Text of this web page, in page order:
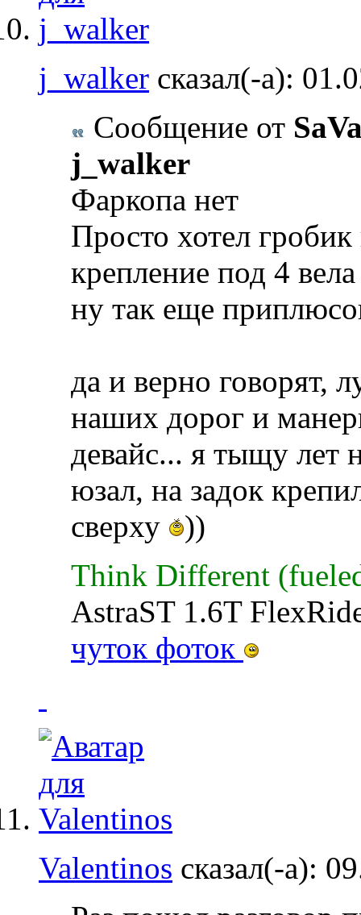
j_walker сказал(-а):
Сообщение от
j_walker
Фаркопа нет
Просто хотел
крепление под 4
ну так еще
да и верно говорят,
наших дорог и
девайс... я тыщу лет
юзал, на задок
сверху
))
Think Different
AstraST 1.6T
чуток фоток
Valentinos сказал(-а):